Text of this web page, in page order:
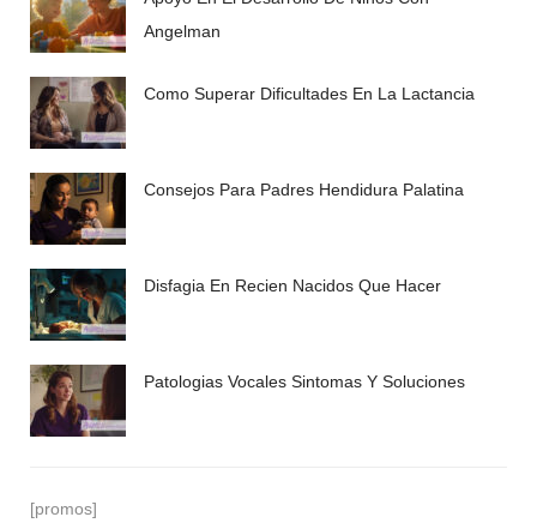
Angelman
Como Superar Dificultades En La Lactancia
Consejos Para Padres Hendidura Palatina
Disfagia En Recien Nacidos Que Hacer
Patologias Vocales Sintomas Y Soluciones
[promos]